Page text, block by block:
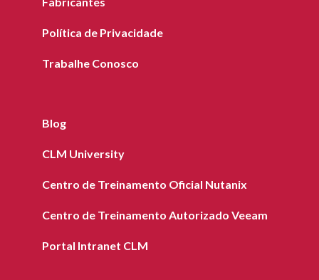
Política de Privacidade
Trabalhe Conosco
Blog
CLM University
Centro de Treinamento Oficial Nutanix
Centro de Treinamento Autorizado Veeam
Portal Intranet CLM